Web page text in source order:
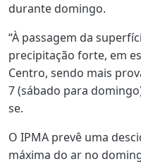
durante domingo.
“À passagem da
precipitação forte, em
Centro, sendo mais
7 (sábado para
se.
O IPMA prevê uma
máxima do ar no